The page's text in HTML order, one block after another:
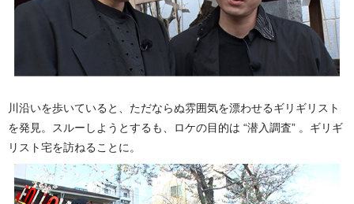
川沿いを歩いていると、ただならぬ雰囲気を漂わせるギリギリスト
を発見。スルーしようとするも、ロケの目的は “潜入調査” 。ギリギ
リスト宅を訪ねることに。